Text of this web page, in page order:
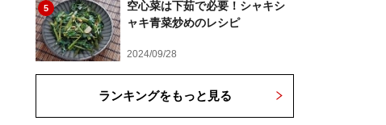
5
空心菜は下茹で必要！シャキシ
ャキ青菜炒めのレシピ
2024/09/28
ランキングをもっと見る